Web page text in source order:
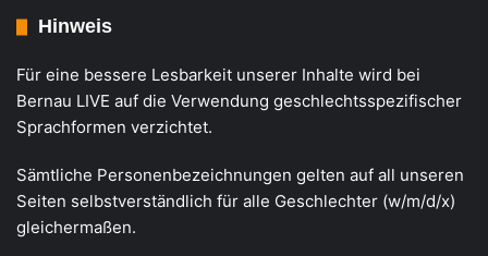
Hinweis
Für eine bessere Lesbarkeit unserer Inhalte wird bei
Bernau LIVE auf die Verwendung geschlechtsspezifischer
Sprachformen verzichtet.
Sämtliche Personenbezeichnungen gelten auf all unseren
Seiten selbstverständlich für alle Geschlechter (w/m/d/x)
gleichermaßen.